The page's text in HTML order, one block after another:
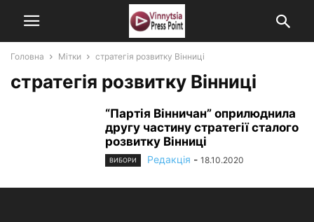
Головна Мітки стратегія розвитку Вінниці
стратегія розвитку Вінниці
“Партія Вінничан” оприлюднила
другу частину стратегії сталого
розвитку Вінниці
ВИБОРИ Редакція - 18.10.2020